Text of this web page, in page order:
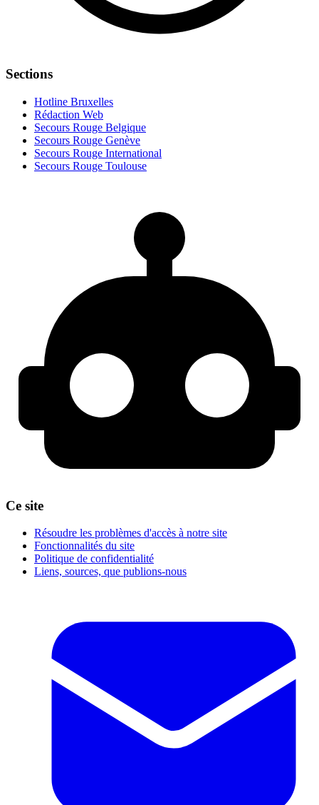
Sections
Hotline Bruxelles
Rédaction Web
Secours Rouge Belgique
Secours Rouge Genève
Secours Rouge International
Secours Rouge Toulouse
Ce site
Résoudre les problèmes d'accès à notre site
Fonctionnalités du site
Politique de confidentialité
Liens, sources, que publions-nous